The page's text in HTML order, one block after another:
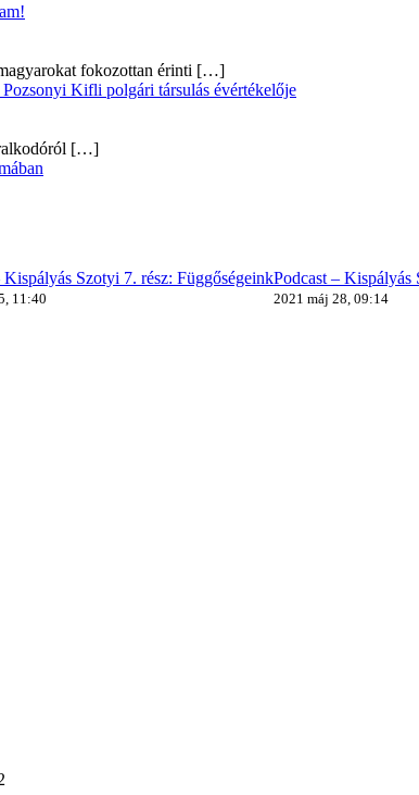
fokozottan érinti […]
Kifli polgári társulás évértékelője
[…]
Kispályás Szotyi 7. rész: Függőségeink
11:40
Podcast – Kispályás
2021 máj 28, 09:14